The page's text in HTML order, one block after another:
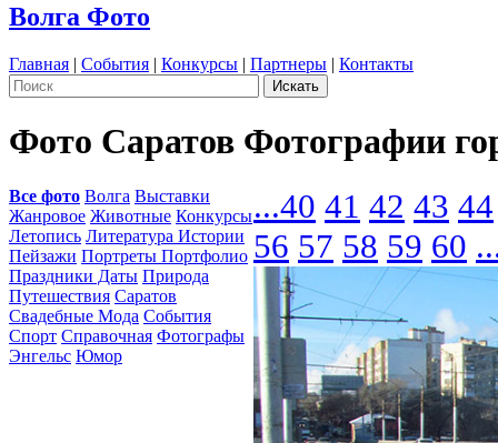
Волга Фото
Главная | События | Конкурсы | Партнеры | Контакты
Фото Саратов Фотографии
Все фото Волга Выставки
Жанровое Животные Конкурсы
Летопись Литература Истории
Пейзажи Портреты Портфолио
Праздники Даты Природа
Путешествия Саратов
Свадебные Мода События
Спорт Справочная Фотографы
Энгельс Юмор
...40 41 42 43 44
56 57 58 59 60